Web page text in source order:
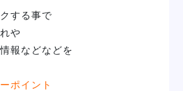
する事で
や
報などなどを
ポイント